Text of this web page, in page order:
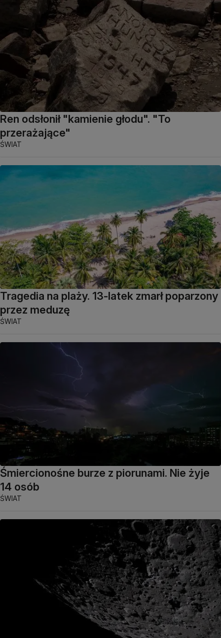
Ren odsłonił "kamienie głodu". "To
przerażające"
ŚWIAT
Tragedia na plaży. 13-latek zmarł poparzony
przez meduzę
ŚWIAT
Śmiercionośne burze z piorunami. Nie żyje
14 osób
ŚWIAT